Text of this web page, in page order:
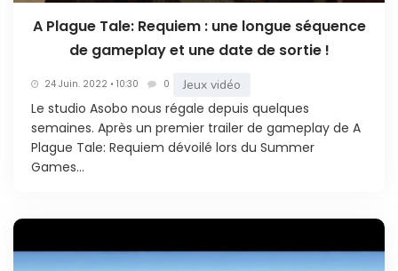
A Plague Tale: Requiem : une longue séquence
de gameplay et une date de sortie !
24 Juin. 2022 • 10:30 0 Jeux vidéo
Le studio Asobo nous régale depuis quelques
semaines. Après un premier trailer de gameplay de A
Plague Tale: Requiem dévoilé lors du Summer
Games...